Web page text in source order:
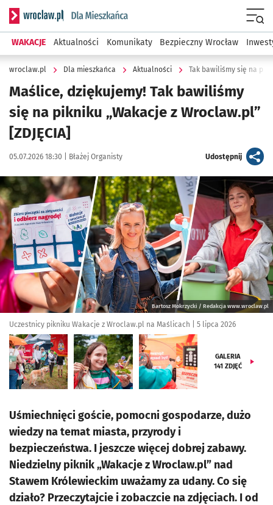
Serwis informacyjny wroclaw.pl podserwis: Dla mieszkańca
WAKACJE Aktualności Komunikaty Bezpieczny Wrocław
wroclaw.pl Dla mieszkańca Aktualności Tak bawiliśmy się na
Maślice, dziękujemy! Tak bawiliśmy
się na pikniku „Wakacje z Wroclaw.pl”
[ZDJĘCIA]
Data publikacji:
05.07.2026 18:30 | Autor:
Błażej Organisty Udostępnijartykuł
Kliknij, aby zobaczyć galerię
Bartosz Mokrzycki / Redakcja www.wroclaw.pl
Uczestnicy pikniku Wakacje z Wroclaw.pl na Maślicach | 5 lipca 2026
GALERIA
141 ZDJĘĆ
Uśmiechnięci goście, pomocni gospodarze, dużo
wiedzy na temat miasta, przyrody i
bezpieczeństwa. I jeszcze więcej dobrej zabawy.
Niedzielny piknik „Wakacje z Wroclaw.pl” nad
Stawem Królewieckim uważamy za udany. Co się
działo? Przeczytajcie i zobaczcie na zdjęciach. I od